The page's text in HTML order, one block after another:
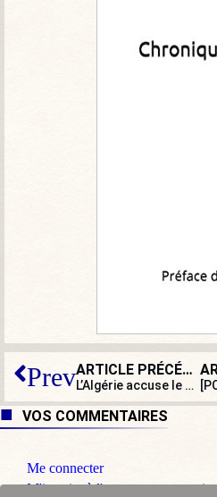
Prev ARTICLE PRÉCÉDENT
L’Algérie accuse le Maroc de lui avoir volé la recette du couscous !
VOS COMMENTAIRES
Me connecter
M'inscrire à l'espace commentaire